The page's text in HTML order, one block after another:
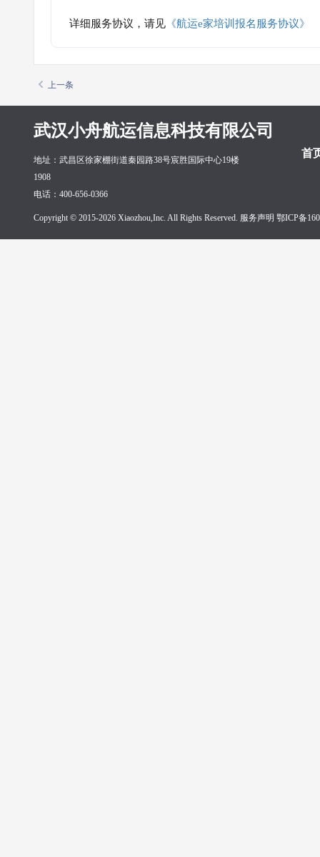
详细服务协议，请见 《航运e家培训报名服务协议》
上一条
武汉小舟航运信息科技有限公司
首
地址：武昌区徐家棚街道秦园路38号宸胜国际中心19楼
1908
电话：400-656-0366
Copyright © 2015-2026 Xiaozhou,Inc. All Rights Reserved. 服务声明 鄂ICP备